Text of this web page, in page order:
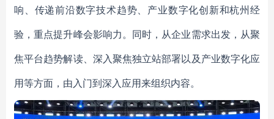
响、传递前沿数字技术趋势、产业数字化创新和杭州经
验，重点提升峰会影响力。同时，从企业需求出发，从聚
焦平台趋势解读、深入聚焦独立站部署以及产业数字化应
用等方面，由入门到深入应用来组织内容。